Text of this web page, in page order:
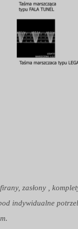
zasłony ,
indywidualne